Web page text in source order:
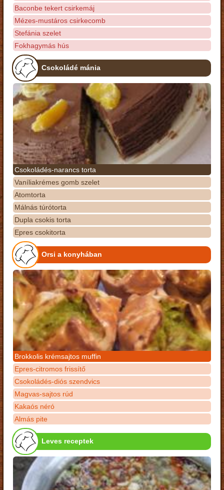
Baconbe tekert csirkemáj
Mézes-mustáros csirkecomb
Stefánia szelet
Fokhagymás hús
Csokoládé mánia
Csokoládés-narancs torta
Vaníliakrémes gomb szelet
Atomtorta
Málnás túrótorta
Dupla csokis torta
Epres csokitorta
Orsi a konyhában
Brokkolis krémsajtos muffin
Epres-citromos frissítő
Csokoládés-diós szendvics
Magvas-sajtos rúd
Kakaós néró
Almás pite
Leves receptek